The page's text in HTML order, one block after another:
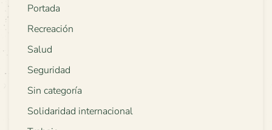
Portada
Recreación
Salud
Seguridad
Sin categoría
Solidaridad internacional